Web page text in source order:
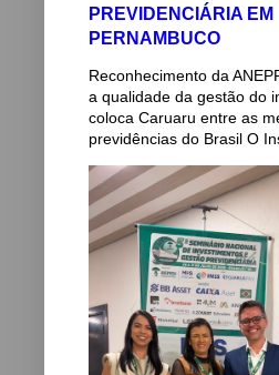
PREVIDENCIÁRIA EM
PERNAMBUCO
Reconhecimento da
a qualidade da gestão do
coloca Caruaru entre as
previdências do Brasil O